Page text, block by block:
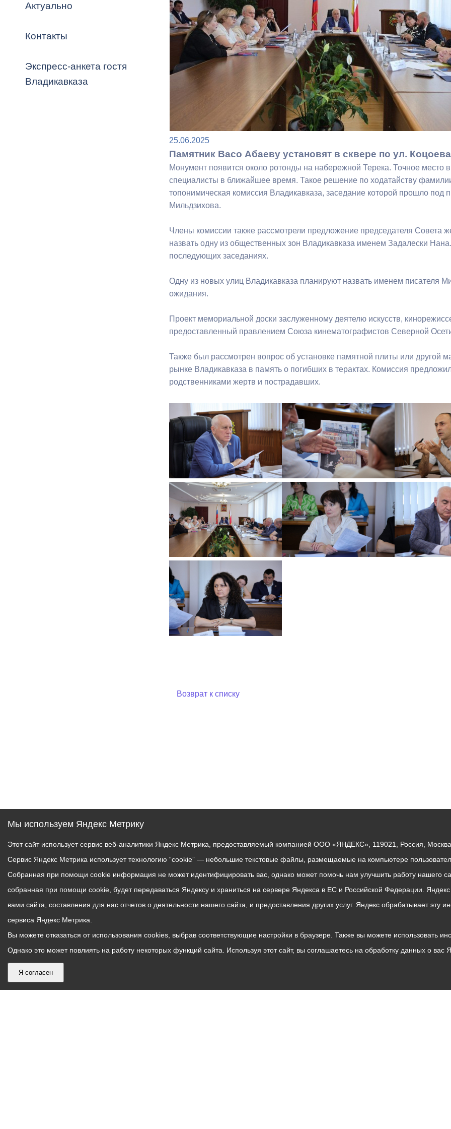
Владикавказ
Распоряжения, постановления Кадровая политика
ОРВ и экспертиза НПА Контактная информация
Оценка деятельности органов
местного самоуправления
Списки граждан, состоящих на
учете в качестве нуждающихся в
улучшении жилищных условий
г. Владикавказ
Открытые данные
документов стратегического
планирования
Информация о результатах
проверок
Порядок обжалования решений
Муниципальный контроль
Актуально
Контакты
Экспресс-анкета гостя
Владикавказа
25.06.2025
Памятник Васо Абаеву установят в сквере по ул. Коцоева
Монумент появится около ротонды на набережной Терека. Точное место
специалисты в ближайшее время. Такое решение по ходатайству
топонимическая комиссия Владикавказа, заседание которой прошло под
Мильдзихова.
Члены комиссии также рассмотрели предложение председателя
назвать одну из общественных зон Владикавказа именем Задалески
последующих заседаниях.
Одну из новых улиц Владикавказа планируют назвать именем писателя
ожидания.
Проект мемориальной доски заслуженному деятелю искусств,
предоставленный правлением Союза кинематографистов Северной
Также был рассмотрен вопрос об установке памятной плиты или другой
рынке Владикавказа в память о погибших в терактах. Комиссия
родственниками жертв и пострадавших.
Возврат к списку
Мы используем Яндекс Метрику
Этот сайт использует сервис веб-аналитики Яндекс Метрика, предоставляемый компанией ООО «ЯНДЕКС», 119021, Россия,
Сервис Яндекс Метрика использует технологию “cookie” — небольшие текстовые файлы, размещаемые на компьютере
Собранная при помощи cookie информация не может идентифицировать вас, однако может помочь нам улучшить работу нашего
собранная при помощи cookie, будет передаваться Яндексу и храниться на сервере Яндекса в ЕС и Российской Федерации.
вами сайта, составления для нас отчетов о деятельности нашего сайта, и предоставления других услуг. Яндекс обрабатывает
сервиса Яндекс Метрика.
Вы можете отказаться от использования cookies, выбрав соответствующие настройки в браузере. Также вы можете использовать
Однако это может повлиять на работу некоторых функций сайта. Используя этот сайт, вы соглашаетесь на обработку данных о
Я согласен